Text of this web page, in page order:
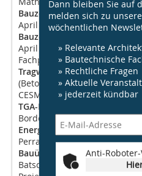
Bauzeit
April 2014 − November 2015
Bauzeit
April 2014 − Oktober 2016
Fachplaner
Tragwerksplaner:Secotrap
(Betonstruktur), Bordeaux/FR,
CESMA (Stahlstruktur)
TGA-Planer:
Bordeaux/FR,www.verdi-
Energieplaner:Cardonnel
Perray/FR,www.cardonnel.fr
Bauüberwachung und
Batscop, Paris/FR,
Dann bleiben Sie auf
melden sich zu
wöchentlichen
» Relevante
» Bautechnische
» Rechtliche Fragen
» Aktuelle
» jederzeit kündbar
Anti-